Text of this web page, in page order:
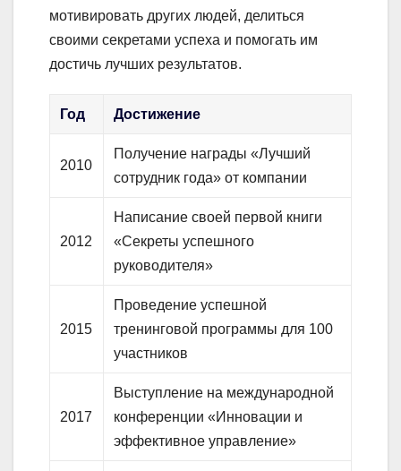
мотивировать других людей, делиться
своими секретами успеха и помогать им
достичь лучших результатов.
Год Достижение
2010
Получение награды «Лучший
сотрудник года» от компании
2012
Написание своей первой книги
«Секреты успешного
руководителя»
2015
Проведение успешной
тренинговой программы для 100
участников
2017
Выступление на международной
конференции «Инновации и
эффективное управление»